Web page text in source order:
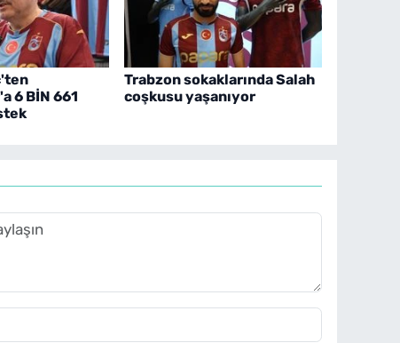
6 BİN 661
Trabzon sokaklarında Salah
coşkusu yaşanıyor